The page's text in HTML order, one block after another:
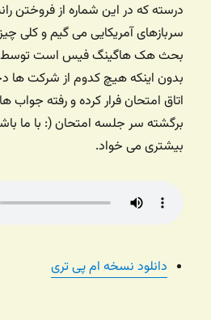
سربازهای آمریکایی می گیم و کلی
بحث هک هاگینگ فیس است توسط
بدون اینکه هیچ کدوم از شرکت ها
اتاق امتحان فرار کرده و رفته جواب
برگشته سر جلسه امتحان (: با ما
بیشتری می خواد.
دانلود نسخه ام پی تری